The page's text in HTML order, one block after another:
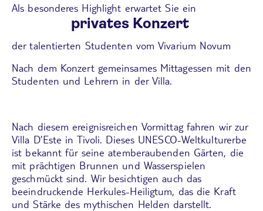
Als besonderes Highlight erwartet Sie ein
privates Konzert
der talentierten Studenten vom Vivarium Novum
Nach dem Konzert gemeinsames Mittagessen mit den
Studenten und Lehrern in der Villa.
Nach diesem ereignisreichen Vormittag fahren wir zur
Villa D’Este in Tivoli. Dieses UNESCO-Weltkulturerbe
ist bekannt für seine atemberaubenden Gärten, die
mit prächtigen Brunnen und Wasserspielen
geschmückt sind. Wir besichtigen auch das
beeindruckende Herkules-Heiligtum, das die Kraft
und Stärke des mythischen Helden darstellt.